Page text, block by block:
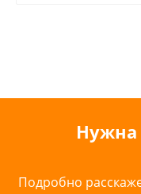
Нужна
Подробно